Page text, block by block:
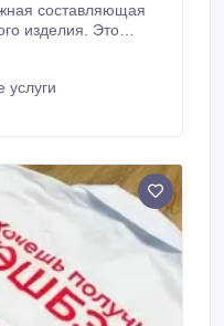
составляющая
изделия. Это
обычно
ленты в наличии. К
услуги